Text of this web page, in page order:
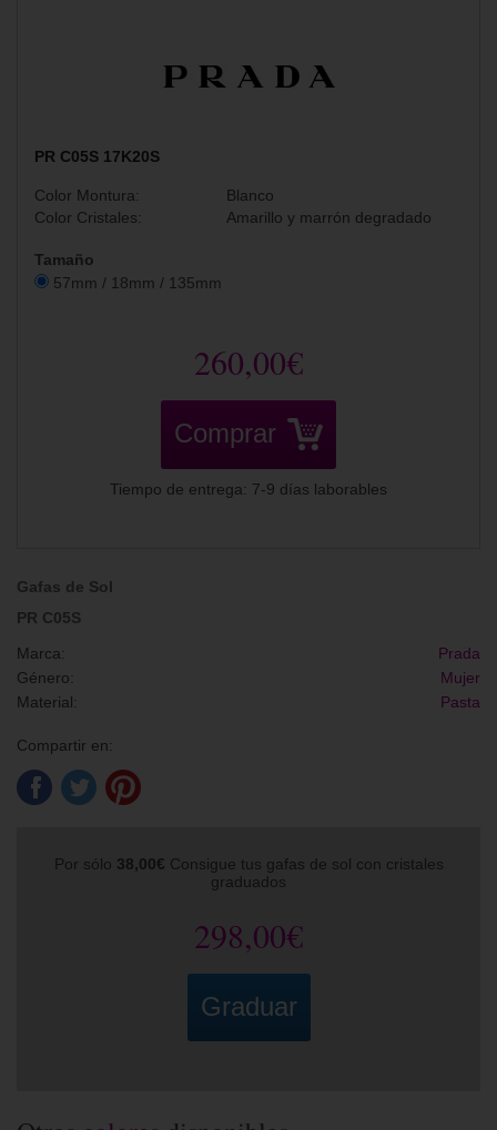
PR C05S 17K20S
Color Montura:
Blanco
Color Cristales:
Amarillo y marrón degradado
Tamaño
57mm / 18mm / 135mm
260,00€
Comprar
Tiempo de entrega: 7-9 días laborables
Gafas de Sol
PR C05S
Marca:
Prada
Género:
Mujer
Material:
Pasta
Compartir en:
Por sólo 38,00€ Consigue tus gafas de sol con cristales
graduados
298,00€
Graduar